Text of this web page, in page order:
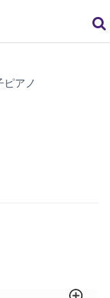
ピアノ